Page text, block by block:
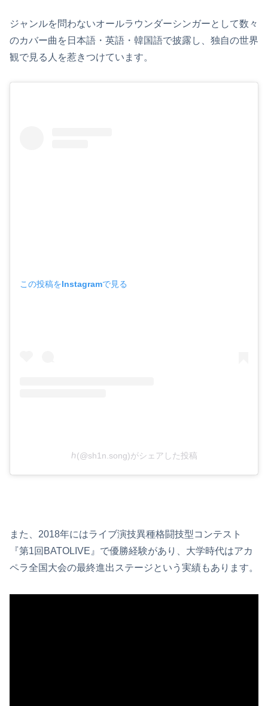
ジャンルを問わないオールラウンダーシンガーとして数々
のカバー曲を日本語・英語・韓国語で披露し、独自の世界
観で見る人を惹きつけています。
この投稿をInstagramで見る
ℎ(@sh1n.song)がシェアした投稿
また、2018年にはライブ演技異種格闘技型コンテスト
『第1回BATOLIVE』で優勝経験があり、大学時代はアカ
ペラ全国大会の最終進出ステージという実績もあります。